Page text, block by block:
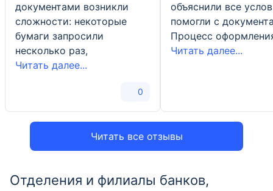
Читать все отзывы
документами возникли
сложности: некоторые
бумаги запросили
несколько раз,
Читать далее...
0
объяснили все
помогли с
Процесс
Читать далее...
Отделения и филиалы банков,